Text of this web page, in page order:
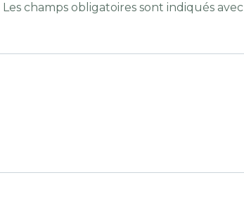
Les champs obligatoires sont indiqués avec